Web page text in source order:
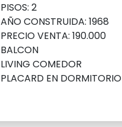
PISOS: 2
AÑO CONSTRUIDA: 1968
PRECIO VENTA: 190.000
BALCON
LIVING COMEDOR
PLACARD EN DORMITORIO